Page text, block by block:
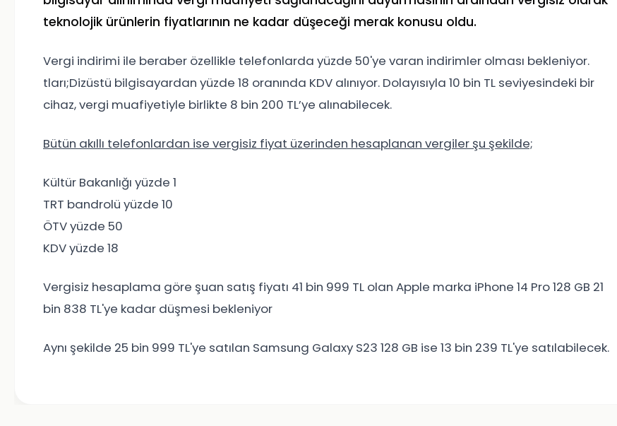
teknolojik ürünlerin fiyatlarının ne kadar düşeceği merak konusu oldu.
Vergi indirimi ile beraber özellikle telefonlarda yüzde 50'ye varan indirimler olması bekleniyor.
tları;Dizüstü bilgisayardan yüzde 18 oranında KDV alınıyor. Dolayısıyla 10 bin TL seviyesindeki bir
cihaz, vergi muafiyetiyle birlikte 8 bin 200 TL’ye alınabilecek.
Bütün akıllı telefonlardan ise vergisiz fiyat üzerinden hesaplanan vergiler şu şekilde;
Kültür Bakanlığı yüzde 1
TRT bandrolü yüzde 10
ÖTV yüzde 50
KDV yüzde 18
Vergisiz hesaplama göre şuan satış fiyatı 41 bin 999 TL olan Apple marka iPhone 14 Pro 128 GB 21
bin 838 TL'ye kadar düşmesi bekleniyor
Aynı şekilde 25 bin 999 TL'ye satılan Samsung Galaxy S23 128 GB ise 13 bin 239 TL'ye satılabilecek.